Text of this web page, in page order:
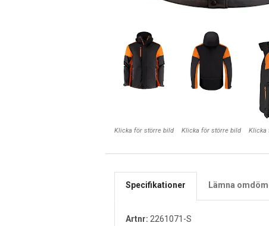
Klicka för större bild Klicka för större bild Klicka
Specifikationer Lämna
Artnr: 2261071-S